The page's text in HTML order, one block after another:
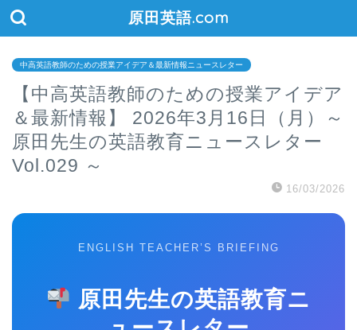
原田英語.com
中高英語教師のための授業アイデア＆最新情報ニュースレター
【中高英語教師のための授業アイデア
＆最新情報】 2026年3月16日（月）～
原田先生の英語教育ニュースレター
Vol.029 ～
16/03/2026
ENGLISH TEACHER’S BRIEFING
原田先生の英語教育ニ